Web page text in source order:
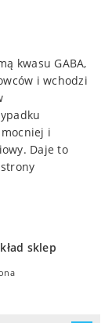
kwasu GABA,
i wchodzi
i
Daje to